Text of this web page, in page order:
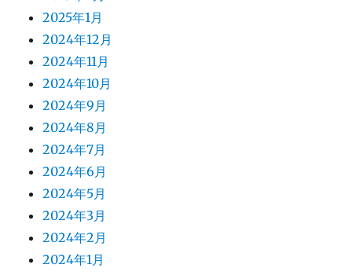
2025年1月
2024年12月
2024年11月
2024年10月
2024年9月
2024年8月
2024年7月
2024年6月
2024年5月
2024年3月
2024年2月
2024年1月